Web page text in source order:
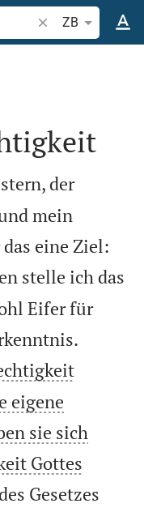
Bibelstelle oder
ZB
der
mein
eine Ziel:
stelle ich das
Eifer für
eigene
sie sich
Gottes
Gesetzes